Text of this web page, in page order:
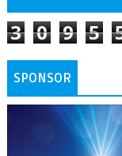
3 0 9 5
SPONSOR